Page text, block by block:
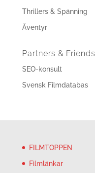
Thrillers & Spänning
Äventyr
Partners & Friends
SEO-konsult
Svensk Filmdatabas
FILMTOPPEN
Filmlänkar